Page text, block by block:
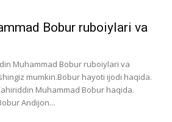
Bobur ruboiylari va
Muhammad Bobur ruboiylari va
mumkin.Bobur hayoti ijodi haqida.
Muhammad Bobur haqida.
Andijon...